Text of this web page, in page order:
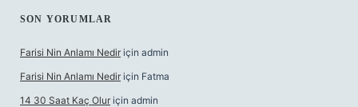
SON YORUMLAR
Farisi Nin Anlamı Nedir için admin
Farisi Nin Anlamı Nedir için Fatma
14 30 Saat Kaç Olur için admin